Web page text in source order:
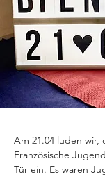
Am 21.04 luden wir,
Französische
Tür ein. Es waren